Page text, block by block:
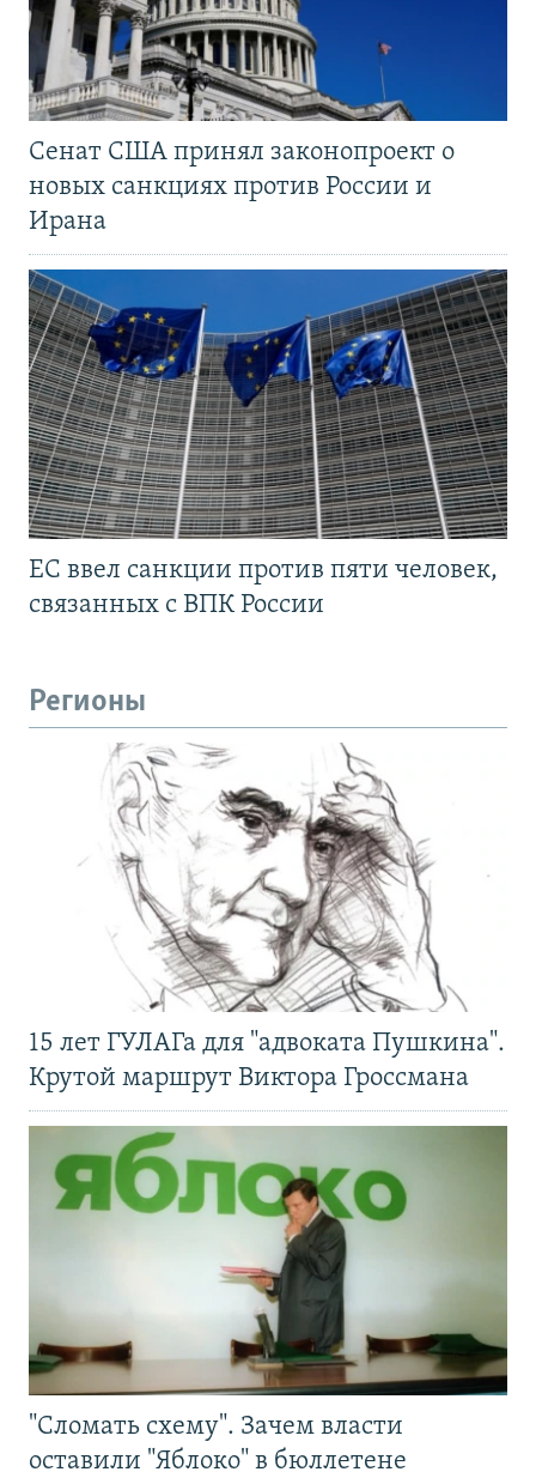
Сенат США принял законопроект о
новых санкциях против России и
Ирана
ЕС ввел санкции против пяти человек,
связанных с ВПК России
Регионы
15 лет ГУЛАГа для "адвоката Пушкина".
Крутой маршрут Виктора Гроссмана
"Сломать схему". Зачем власти
оставили "Яблоко" в бюллетене